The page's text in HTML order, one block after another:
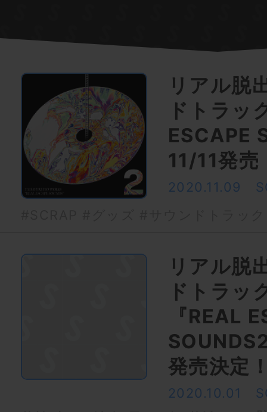
リアル脱
ドトラッ
ESCAPE
11/11発売
2020.11.09
リアル脱
ドトラッ
『REAL
発売決定
2020.10.01